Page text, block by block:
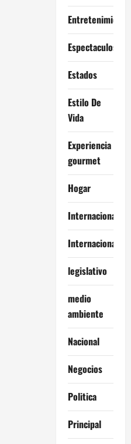
Entretenimiento
Espectaculos
Estados
Estilo De
Vida
Experiencia
gourmet
Hogar
Internacional
Internacionales
legislativo
medio
ambiente
Nacional
Negocios
Politica
Principal